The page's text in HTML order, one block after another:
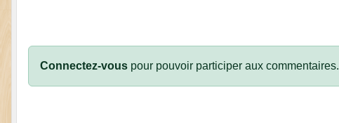
Connectez-vous pour pouvoir participer aux commentaires.